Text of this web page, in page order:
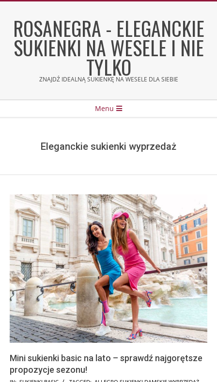
contentROSANEGRA - ELEGANCKIE
SUKIENKI NA WESELE I NIE
TYLKO
ZNAJDŹ IDEALNĄ SUKIENKĘ NA WESELE DLA SIEBIE
Menu
Eleganckie sukienki wyprzedaż
Mini sukienki basic na lato – sprawdź najgorętsze
propozycje sezonu!